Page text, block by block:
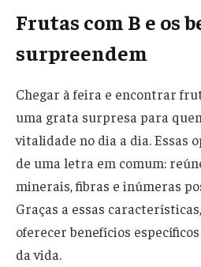
Frutas com B e os
surpreendem
Chegar à feira e encontrar
uma grata surpresa para
vitalidade no dia a dia. Essas
de uma letra em comum:
minerais, fibras e inúmeras
Graças a essas
oferecer benefícios
da vida.